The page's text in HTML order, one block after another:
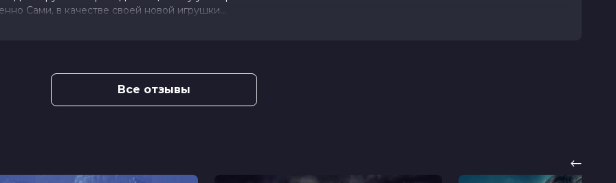
Сами, в качестве своей новой игрушки...
Фалю, Алис Белаиди, Анна
Деббуз
Все отзывы